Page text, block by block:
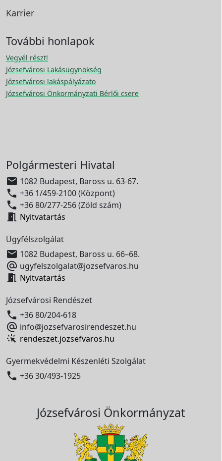
Karrier
További honlapok
Vegyél részt!
Józsefvárosi Lakásügynökség
Józsefvárosi lakáspályázato
Józsefvárosi Önkormányzati Bérlői csere
Polgármesteri Hivatal
 1082 Budapest, Baross u. 63-67.
 +36 1/459-2100 (Központ)
 +36 80/277-256 (Zöld szám)
 Nyitvatartás
Ügyfélszolgálat
 1082 Budapest, Baross u. 66–68.
 ugyfelszolgalat@jozsefvaros.hu
 Nyitvatartás
Józsefvárosi Rendészet
 +36 80/204-618
 info@jozsefvarosirendeszet.hu
rendeszet.jozsefvaros.hu
Gyermekvédelmi Készenléti Szolgálat
 +36 30/493-1925
Józsefvárosi Önkormányzat